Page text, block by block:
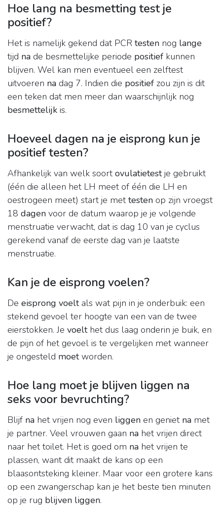
Hoe lang na besmetting test je
positief?
Het is namelijk gekend dat PCR testen nog lange
tijd na de besmettelijke periode positief kunnen
blijven. Wel kan men eventueel een zelftest
uitvoeren na dag 7. Indien die positief zou zijn is dit
een teken dat men meer dan waarschijnlijk nog
besmettelijk is.
Hoeveel dagen na je eisprong kun je
positief testen?
Afhankelijk van welk soortovulatietestje gebruikt
(één die alleen het LH meet of één die LH en
oestrogeen meet) start je mettesten op zijn vroegst
18 dagen voor de datum waarop je je volgende
menstruatie verwacht, dat is dag 10 van je cyclus
gerekend vanaf de eerste dag van je laatste
menstruatie.
Kan je de eisprong voelen?
De eisprong voeltals wat pijn in je onderbuik: een
stekend gevoel ter hoogte van een van de twee
eierstokken. Je voelthet dus laag onderin je buik, en
de pijn of het gevoel is te vergelijken met wanneer
je ongesteld moetworden.
Hoe lang moet je blijven liggen na
seks voor bevruchting?
Blijf na het vrijen nog even liggen en geniet na met
je partner. Veel vrouwen gaan na het vrijen direct
naar het toilet. Het is goed om na het vrijen te
plassen, want dit maakt de kans op een
blaasontsteking kleiner. Maar voor een grotere kans
op een zwangerschap kan je het beste tien minuten
op je rug blijven liggen.